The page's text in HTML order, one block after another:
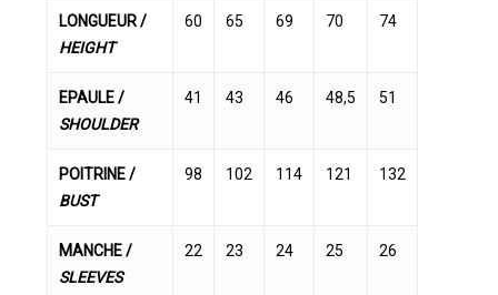
LONGUEUR /
HEIGHT
60 65 69 70 74
EPAULE /
SHOULDER
41 43 46 48,5 51
POITRINE /
BUST
98 102 114 121 132
MANCHE /
SLEEVES
22 23 24 25 26